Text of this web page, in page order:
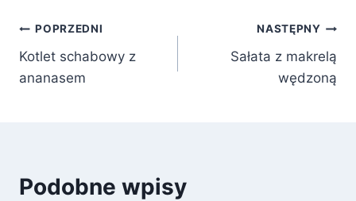
Nawigacja
wpisu
POPRZEDNI
Kotlet schabowy z
ananasem
NASTĘPNY
Sałata z makrelą
wędzoną
Podobne wpisy